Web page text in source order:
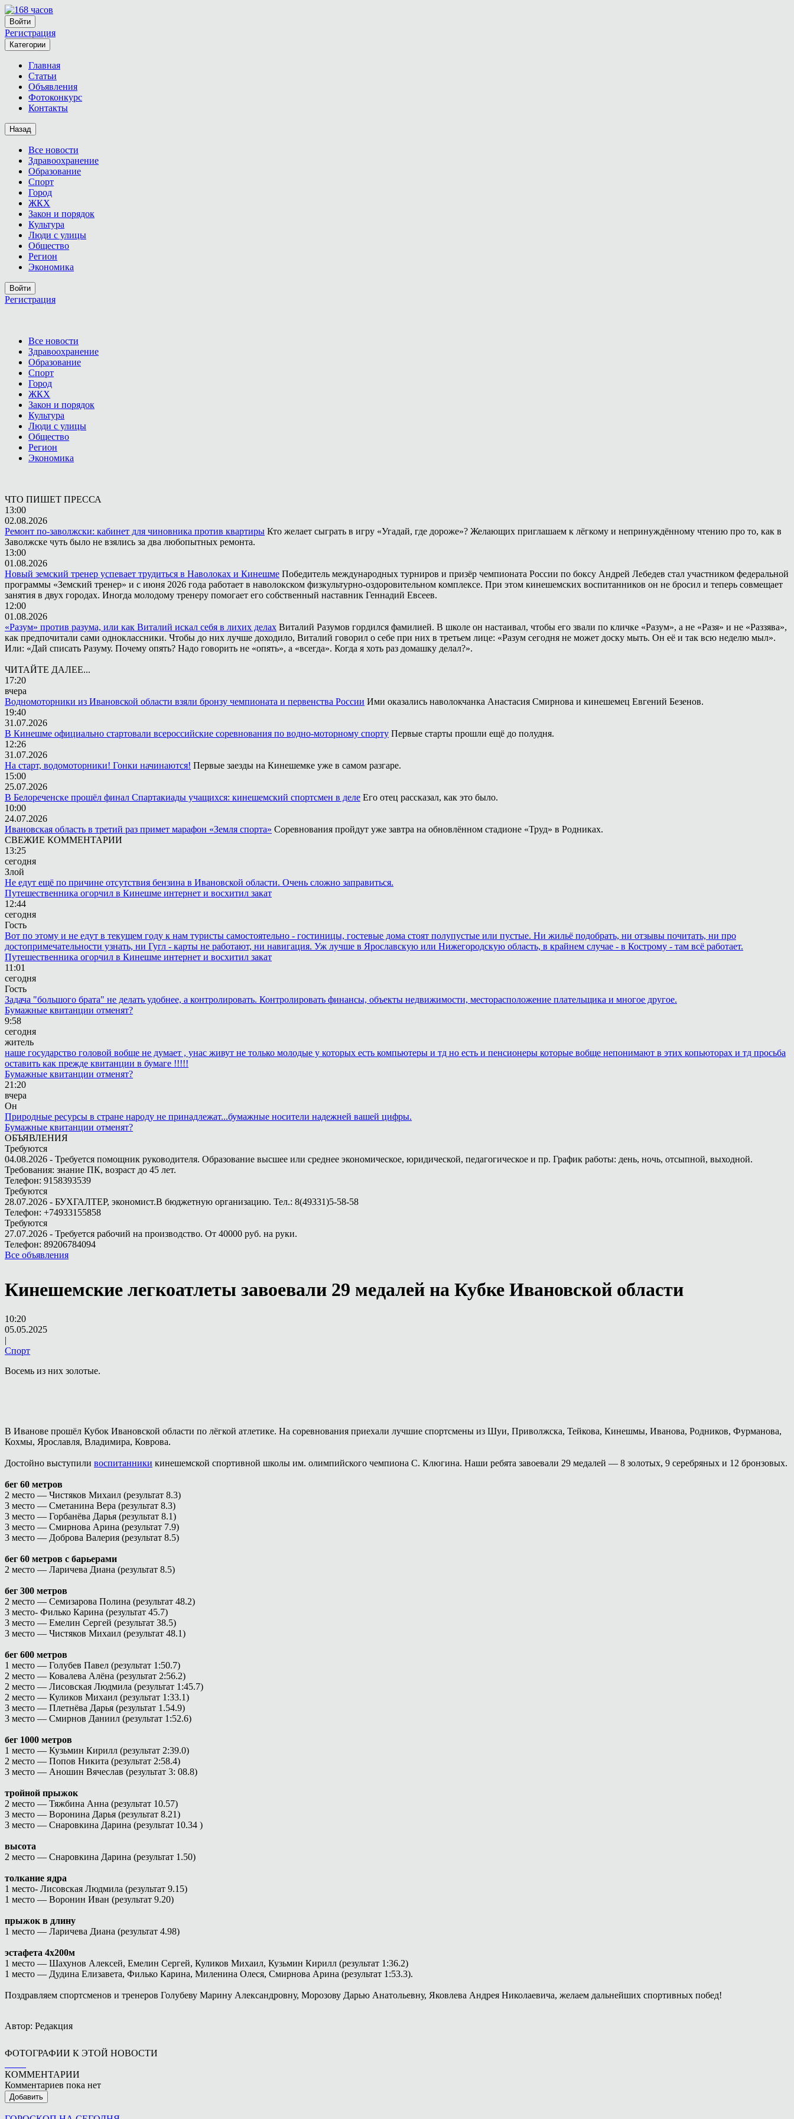
Войти
Регистрация
Категории
Главная
Статьи
Объявления
Фотоконкурс
Контакты
Назад
Все новости
Здравоохранение
Образование
Спорт
Город
ЖКХ
Закон и порядок
Культура
Люди с улицы
Общество
Регион
Экономика
Войти
Регистрация
Все новости
Здравоохранение
Образование
Спорт
Город
ЖКХ
Закон и порядок
Культура
Люди с улицы
Общество
Регион
Экономика
ЧТО ПИШЕТ ПРЕССА
13:00
02.08.2026
Ремонт по-заволжски: кабинет для чиновника против квартиры Кто желает сыграть в игру «Угадай, где дороже»? Желающих приглашаем к лёгкому и непринуждённому чтению про то, как в
Заволжске чуть было не взялись за два любопытных ремонта.
13:00
01.08.2026
Новый земский тренер успевает трудиться в Наволоках и Кинешме Победитель международных турниров и призёр чемпионата России по боксу Андрей Лебедев стал участником федеральной
программы «Земский тренер» и с июня 2026 года работает в наволокском физкультурно-оздоровительном комплексе. При этом кинешемских воспитанников он не бросил и теперь совмещает
занятия в двух городах. Иногда молодому тренеру помогает его собственный наставник Геннадий Евсеев.
12:00
01.08.2026
«Разум» против разума, или как Виталий искал себя в лихих делах Виталий Разумов гордился фамилией. В школе он настаивал, чтобы его звали по кличке «Разум», а не «Разя» и не «Раззява»,
как предпочитали сами одноклассники. Чтобы до них лучше доходило, Виталий говорил о себе при них в третьем лице: «Разум сегодня не может доску мыть. Он её и так всю неделю мыл».
Или: «Дай списать Разуму. Почему опять? Надо говорить не «опять», а «всегда». Когда я хоть раз домашку делал?».
ЧИТАЙТЕ ДАЛЕЕ...
17:20
вчера
Водномоторники из Ивановской области взяли бронзу чемпионата и первенства России Ими оказались наволокчанка Анастасия Смирнова и кинешемец Евгений Безенов.
19:40
31.07.2026
В Кинешме официально стартовали всероссийские соревнования по водно-моторному спорту Первые старты прошли ещё до полудня.
12:26
31.07.2026
На старт, водомоторники! Гонки начинаются! Первые заезды на Кинешемке уже в самом разгаре.
15:00
25.07.2026
В Белореченске прошёл финал Спартакиады учащихся: кинешемский спортсмен в деле Его отец рассказал, как это было.
10:00
24.07.2026
Ивановская область в третий раз примет марафон «Земля спорта» Соревнования пройдут уже завтра на обновлённом стадионе «Труд» в Родниках.
СВЕЖИЕ КОММЕНТАРИИ
13:25
сегодня
Злой
Не едут ещё по причине отсутствия бензина в Ивановской области. Очень сложно заправиться.
Путешественника огорчил в Кинешме интернет и восхитил закат
12:44
сегодня
Гость
Вот по этому и не едут в текущем году к нам туристы самостоятельно - гостиницы, гостевые дома стоят полупустые или пустые. Ни жильё подобрать, ни отзывы почитать, ни про
достопримечательности узнать, ни Гугл - карты не работают, ни навигация. Уж лучше в Ярославскую или Нижегородскую область, в крайнем случае - в Кострому - там всё работает.
Путешественника огорчил в Кинешме интернет и восхитил закат
11:01
сегодня
Гость
Задача "большого брата" не делать удобнее, а контролировать. Контролировать финансы, объекты недвижимости, месторасположение плательщика и многое другое.
Бумажные квитанции отменят?
9:58
сегодня
житель
наше государство головой вобще не думает , унас живут не только молодые у которых есть компьютеры и тд но есть и пенсионеры которые вобще непонимают в этих копьюторах и тд просьба
оставить как прежде квитанции в бумаге !!!!!
Бумажные квитанции отменят?
21:20
вчера
Он
Природные ресурсы в стране народу не принадлежат...бумажные носители надежней вашей цифры.
Бумажные квитанции отменят?
ОБЪЯВЛЕНИЯ
Требуются
04.08.2026 - Требуется помощник руководителя. Образование высшее или среднее экономическое, юридической, педагогическое и пр. График работы: день, ночь, отсыпной, выходной.
Требования: знание ПК, возраст до 45 лет.
Телефон: 9158393539
Требуются
28.07.2026 - БУХГАЛТЕР, экономист.В бюджетную организацию. Тел.: 8(49331)5-58-58
Телефон: +74933155858
Требуются
27.07.2026 - Требуется рабочий на производство. От 40000 руб. на руки.
Телефон: 89206784094
Все объявления
Кинешемские легкоатлеты завоевали 29 медалей на Кубке Ивановской области
10:20
05.05.2025
|
Спорт
Восемь из них золотые.
В Иванове прошёл Кубок Ивановской области по лёгкой атлетике. На соревнования приехали лучшие спортсмены из Шуи, Приволжска, Тейкова, Кинешмы, Иванова, Родников, Фурманова,
Кохмы, Ярославля, Владимира, Коврова.
Достойно выступили воспитанники кинешемской спортивной школы им. олимпийского чемпиона С. Клюгина. Наши ребята завоевали 29 медалей — 8 золотых, 9 серебряных и 12 бронзовых.
бег 60 метров
2 место — Чистяков Михаил (результат 8.3)
3 место — Сметанина Вера (результат 8.3)
3 место — Горбанёва Дарья (результат 8.1)
3 место — Смирнова Арина (результат 7.9)
3 место — Доброва Валерия (результат 8.5)
бег 60 метров с барьерами
2 место — Ларичева Диана (результат 8.5)
бег 300 метров
2 место — Семизарова Полина (результат 48.2)
3 место- Филько Карина (результат 45.7)
3 место — Емелин Сергей (результат 38.5)
3 место — Чистяков Михаил (результат 48.1)
бег 600 метров
1 место — Голубев Павел (результат 1:50.7)
2 место — Ковалева Алёна (результат 2:56.2)
2 место — Лисовская Людмила (результат 1:45.7)
2 место — Куликов Михаил (результат 1:33.1)
3 место — Плетнёва Дарья (результат 1.54.9)
3 место — Смирнов Даниил (результат 1:52.6)
бег 1000 метров
1 место — Кузьмин Кирилл (результат 2:39.0)
2 место — Попов Никита (результат 2:58.4)
3 место — Аношин Вячеслав (результат 3: 08.8)
тройной прыжок
2 место — Тяжбина Анна (результат 10.57)
3 место — Воронина Дарья (результат 8.21)
3 место — Снаровкина Дарина (результат 10.34 )
высота
2 место — Снаровкина Дарина (результат 1.50)
толкание ядра
1 место- Лисовская Людмила (результат 9.15)
1 место — Воронин Иван (результат 9.20)
прыжок в длину
1 место — Ларичева Диана (результат 4.98)
эстафета 4х200м
1 место — Шахунов Алексей, Емелин Сергей, Куликов Михаил, Кузьмин Кирилл (результат 1:36.2)
1 место — Дудина Елизавета, Филько Карина, Миленина Олеся, Смирнова Арина (результат 1:53.3).
Поздравляем спортсменов и тренеров Голубеву Марину Александровну, Морозову Дарью Анатольевну, Яковлева Андрея Николаевича, желаем дальнейших спортивных побед!
Автор: Редакция
ФОТОГРАФИИ К ЭТОЙ НОВОСТИ
КОММЕНТАРИИ
Комментариев пока нет
Добавить